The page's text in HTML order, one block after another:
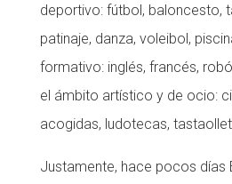
deportivo: fútbol, ​​baloncesto,
patinaje, danza, voleibol,
formativo: inglés, francés,
el ámbito artístico y de ocio:
acogidas, ludotecas,
Justamente, hace pocos días
Xarxes socials
COL·LABORA
Treballa amb nosaltres